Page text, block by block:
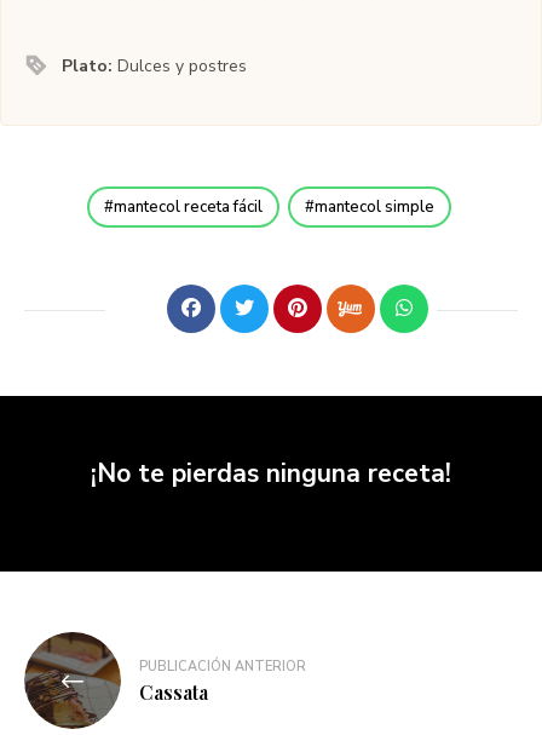
Plato:Dulces y postres
mantecol receta fácil mantecol simple
¡No te pierdas ninguna receta!
PUBLICACIÓN ANTERIOR
Cassata